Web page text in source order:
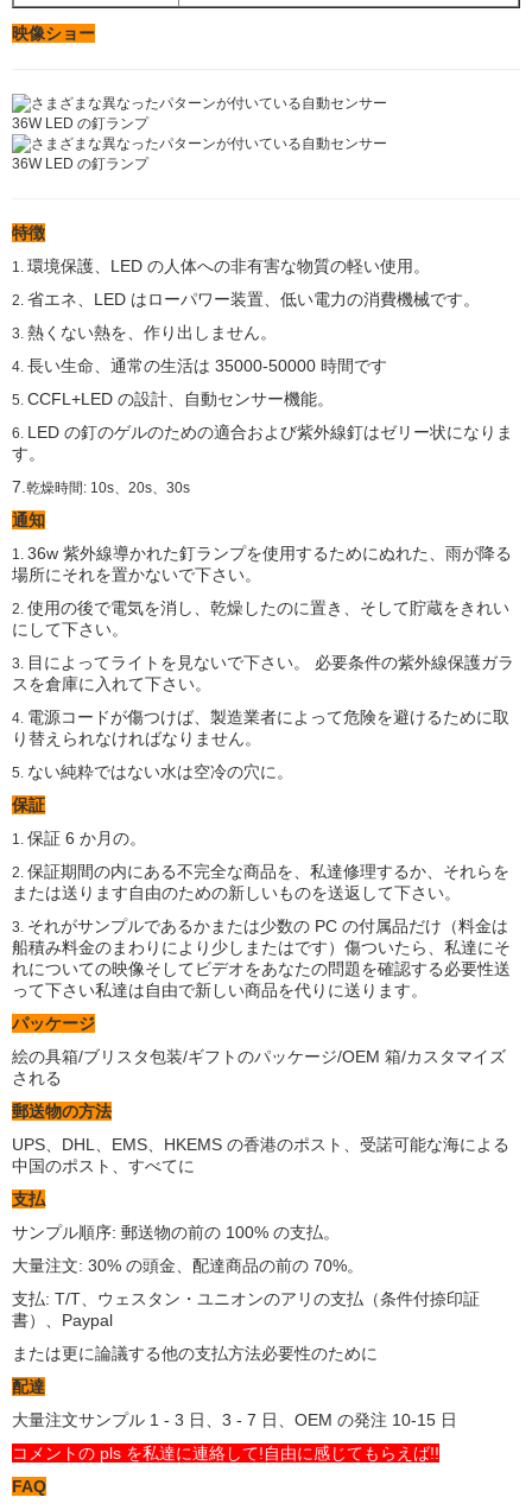
映像ショー
特徴
1. 環境保護、LED の人体への非有害な物質の軽い使用。
2. 省エネ、LED はローパワー装置、低い電力の消費機械です。
3. 熱くない熱を、作り出しません。
4. 長い生命、通常の生活は 35000-50000 時間です
5. CCFL+LED の設計、自動センサー機能。
6. LED の釘のゲルのための適合および紫外線釘はゼリー状になりま
す。
7. 乾燥時間: 10s、20s、30s
通知
1. 36w 紫外線導かれた釘ランプを使用するためにぬれた、雨が降る
場所にそれを置かないで下さい。
2. 使用の後で電気を消し、乾燥したのに置き、そして貯蔵をきれい
にして下さい。
3. 目によってライトを見ないで下さい。 必要条件の紫外線保護ガラ
スを倉庫に入れて下さい。
4. 電源コードが傷つけば、製造業者によって危険を避けるために取
り替えられなければなりません。
5. ない純粋ではない水は空冷の穴に。
保証
1. 保証 6 か月の。
2. 保証期間の内にある不完全な商品を、私達修理するか、それらを
または送ります自由のための新しいものを送返して下さい。
3. それがサンプルであるかまたは少数の PC の付属品だけ（料金は
船積み料金のまわりにより少しまたはです）傷ついたら、私達にそ
れについての映像そしてビデオをあなたの問題を確認する必要性送
って下さい私達は自由で新しい商品を代りに送ります。
パッケージ
絵の具箱/ブリスタ包装/ギフトのパッケージ/OEM 箱/カスタマイズ
される
郵送物の方法
UPS、DHL、EMS、HKEMS の香港のポスト、受諾可能な海による
中国のポスト、すべてに
支払
サンプル順序: 郵送物の前の 100% の支払。
大量注文: 30% の頭金、配達商品の前の 70%。
支払: T/T、ウェスタン・ユニオンのアリの支払（条件付捺印証
書）、Paypal
または更に論議する他の支払方法必要性のために
配達
大量注文サンプル 1 - 3 日、3 - 7 日、OEM の発注 10-15 日
コメントの pls を私達に連絡して!自由に感じてもらえば!!
FAQ